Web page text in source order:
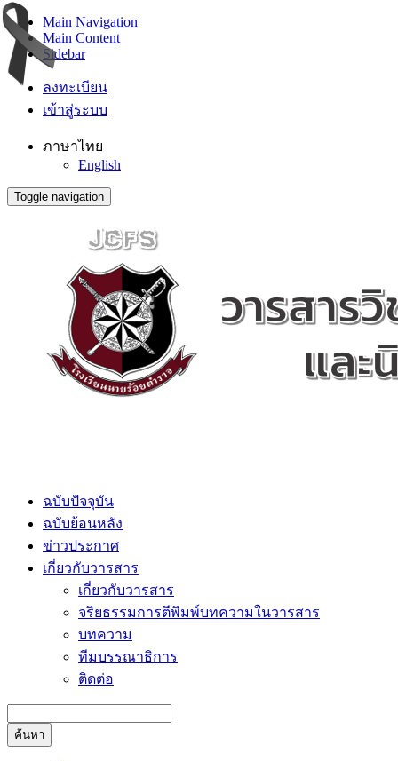
Main Navigation
Main Content
Sidebar
ลงทะเบียน
เข้าสู่ระบบ
ภาษาไทย
English
Toggle navigation
ฉบับปัจจุบัน
ฉบับย้อนหลัง
ข่าวประกาศ
เกี่ยวกับวารสาร
เกี่ยวกับวารสาร
จริยธรรมการตีพิมพ์บทความในวารสาร
บทความ
ทีมบรรณาธิการ
ติดต่อ
ค้นหา